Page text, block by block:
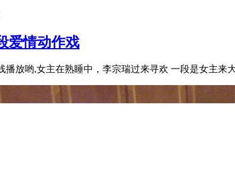
爱情动作戏
播放哟,女主在熟睡中，李宗瑞过来寻欢 一段是女主来